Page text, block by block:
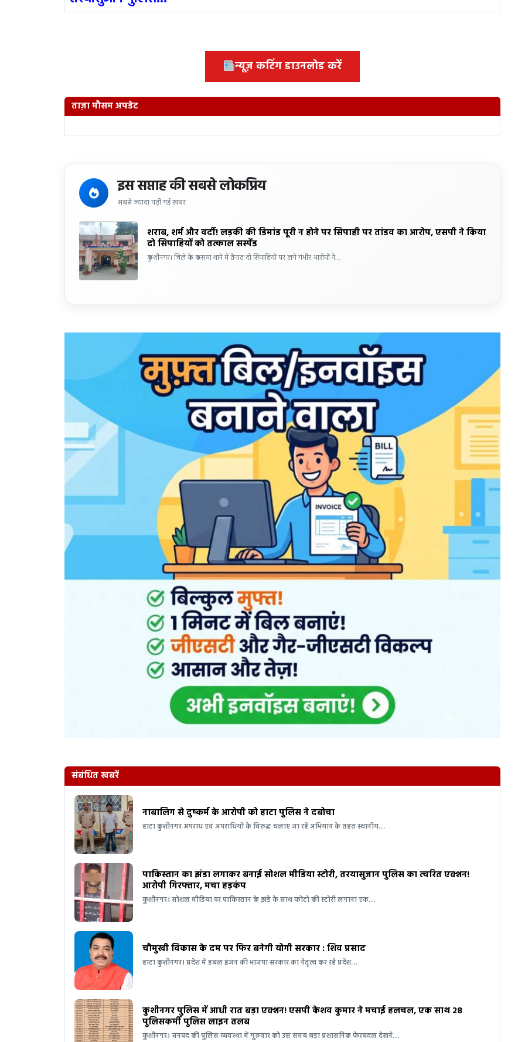
न्यूज़ कटिंग डाउनलोड करें
ताज़ा मौसम अपडेट
इस सप्ताह की सबसे लोकप्रिय
सबसे ज्यादा पढ़ी गई खबर
शराब, शर्म और वर्दी! लड़की की डिमांड पूरी न होने पर सिपाही पर तांडव का आरोप, एसपी ने किया
दो सिपाहियों को तत्काल सस्पेंड
कुशीनगर। जिले के कसया थाने में तैनात दो सिपाहियों पर लगे गंभीर आरोपों ने…
संबंधित खबरें
नाबालिग से दुष्कर्म के आरोपी को हाटा पुलिस ने दबोचा
हाटा कुशीनगर अपराध एवं अपराधियों के विरुद्ध चलाए जा रहे अभियान के तहत स्थानीय…
पाकिस्तान का झंडा लगाकर बनाई सोशल मीडिया स्टोरी, तरयासुजान पुलिस का त्वरित एक्शन!
आरोपी गिरफ्तार, मचा हड़कंप
कुशीनगर। सोशल मीडिया पर पाकिस्तान के झंडे के साथ फोटो की स्टोरी लगाना एक…
चौमुखी विकास के दम पर फिर बनेगी योगी सरकार : शिव प्रसाद
हाटा कुशीनगर। प्रदेश में डबल इंजन की भाजपा सरकार का नेतृत्व कर रहे प्रदेश…
कुशीनगर पुलिस में आधी रात बड़ा एक्शन! एसपी केशव कुमार ने मचाई हलचल, एक साथ 28
पुलिसकर्मी पुलिस लाइन तलब
कुशीनगर। जनपद की पुलिस व्यवस्था में गुरुवार को उस समय बड़ा प्रशासनिक फेरबदल देखने…